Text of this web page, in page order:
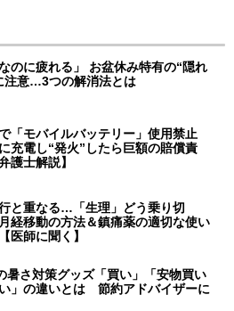
なのに疲れる」 お盆休み特有の“隠れ
注意…3つの解消法とは
「モバイルバッテリー」使用禁止
充電し“発火”したら巨額の賠償責
護士解説】
と重なる…「生理」どう乗り切
経移動の方法＆鎮痛薬の適切な使い
医師に聞く】
暑さ対策グッズ「買い」「安物買い
」の違いとは 節約アドバイザーに